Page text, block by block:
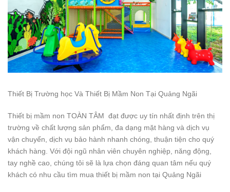
Thiết Bị Trường học Và Thiết Bị Mầm Non Tại Quảng Ngãi
Thiết bị mầm non TOÀN TÂM đạt được uy tín nhất định trên thị
trường về chất lượng sản phẩm, đa dạng mặt hàng và dịch vụ
vận chuyển, dịch vụ bảo hành nhanh chóng, thuận tiện cho quý
khách hàng. Với đội ngũ nhân viên chuyên nghiệp, năng động,
tay nghề cao, chúng tôi sẽ là lựa chọn đáng quan tâm nếu quý
khách có nhu cầu tìm mua thiết bị mầm non tại Quảng Ngãi